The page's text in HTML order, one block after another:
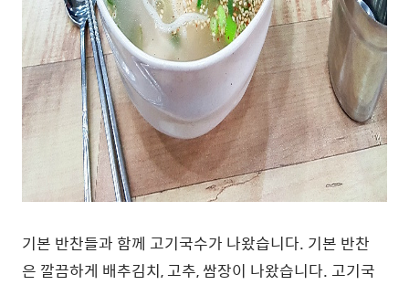
기본 반찬들과 함께 고기국수가 나왔습니다. 기본 반찬
은 깔끔하게 배추김치, 고추, 쌈장이 나왔습니다. 고기국